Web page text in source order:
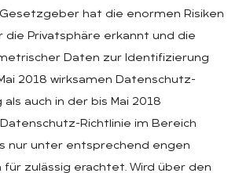
hat die enormen Risiken
die Privatsphäre erkannt und die
Daten zur Identifizierung
2018 wirksamen Datenschutz-
auch in der bis Mai 2018
Richtlinie im Bereich
nur unter entsprechend engen
für zulässig erachtet. Wird über den